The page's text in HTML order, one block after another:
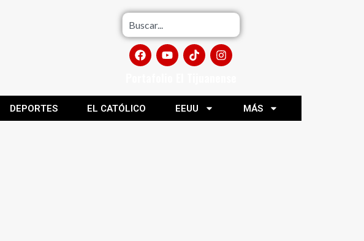
DEPORTES EL CATÓLICO EEUU MÁS